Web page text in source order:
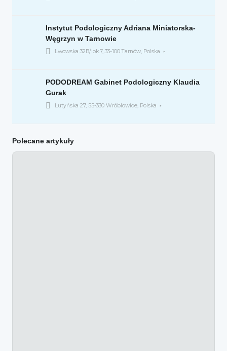
Instytut Podologiczny Adriana Miniatorska-
Węgrzyn w Tarnowie
Lwowska 32B/lok.7, 33-100 Tarnów, Polska
PODODREAM Gabinet Podologiczny Klaudia
Gurak
Lutyńska 27, 55-330 Wróblowice, Polska
Polecane artykuły